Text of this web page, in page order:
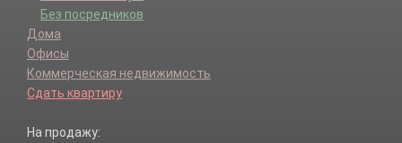
Без посредников
Дома
Офисы
Коммерческая недвижимость
Сдать квартиру
На продажу: